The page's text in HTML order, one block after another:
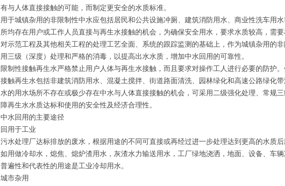
有与人体直接接触的可能，而制定更安全的水质标准。
用于城镇杂用的非限制性中水应包括居民和公共设施冲厕、建筑消防用水、商业性洗车用
所均存在用户或工作人员直接与再生水接触的机会，为确保安全用水，要求水质较高，需
对示范工程及其他相关工程的处理工艺全面、系统的跟踪监测的基础上，作为城镇杂用的
用三级（深度）处理和严格的消毒，以提高出水水质，增加中水回用的可靠性。
限制性接触再生水严格禁止用户人体与再生水接触，而且要求对操作工人进行必要的防护
接触再生水包括非建筑消防用水、混凝土搅拌、街道路面清洗、园林绿化和高速公路绿化
水的用水场所不存在或极少存在中水与人体直接接触的机会，可采用二级强化处理、常规
障再生水水质达标和使用的安全性及经济合理性。
中水回用的主要途径
回用于工业
污水处理厂达标排放的废水，根据用途的不同可直接或再经过进一步处理达到更高的水质后
如用做冷却水，熄焦、熄炉渣用水，灰渣水力输送用水，工厂绿地浇洒，地面、设备、车
普遍性和代表性的用途是工业冷却用水。
城市杂用